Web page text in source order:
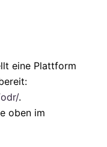
eine Plattform
.
oben im